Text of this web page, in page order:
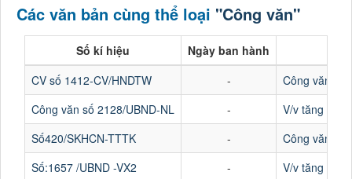
Các văn bản cùng thể loại "Công văn"
Số kí hiệu
Ngày ban hành
CV số 1412-CV/HNDTW
-
Công văn về
Công văn số 2128/UBND-NL
-
V/v tăng
Số420/SKHCN-TTTK
-
Công văn Số
Số:1657 /UBND -VX2
-
V/v tăng